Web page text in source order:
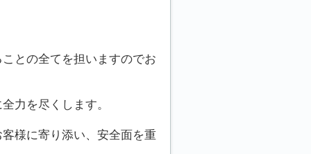
との全てを担いますのでお
力を尽くします。
様に寄り添い、安全面を重